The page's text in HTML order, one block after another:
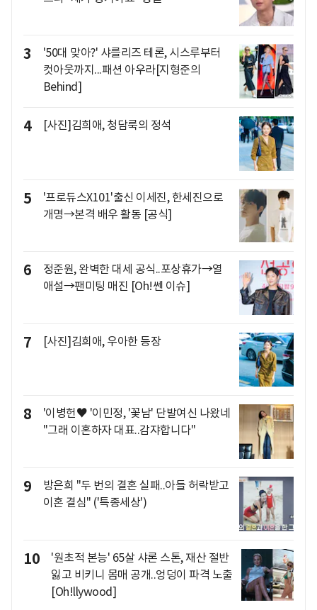
3
'50대 맞아?' 샤를리즈 테론, 시스루부터
컷아웃까지...패션 아우라[지형준의
Behind]
4 [사진]김희애, 청담룩의 정석
5
'프로듀스X101'출신 이세진, 한세진으로
개명→본격 배우 활동 [공식]
6
정준원, 완벽한 대세 공식..포상휴가→열
애설→팬미팅 매진 [Oh!쎈 이슈]
7 [사진]김희애, 우아한 등장
8
'이병헌♥ '이민정, '꽃남' 단발여신 나왔네
"그래 이혼하자 대표..감쟈합니다"
9
방은희 "두 번의 결혼 실패..아들 허락받고
이혼 결심" ('특종세상')
10
'원초적 본능' 65살 샤론 스톤, 재산 절반
잃고 비키니 몸매 공개..엉덩이 파격 노출
[Oh!llywood]